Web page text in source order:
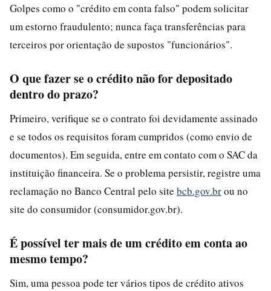
Golpes como o "crédito em conta falso" podem solicitar
um estorno fraudulento; nunca faça transferências para
terceiros por orientação de supostos "funcionários".
O que fazer se o crédito não for depositado
dentro do prazo?
Primeiro, verifique se o contrato foi devidamente assinado
e se todos os requisitos foram cumpridos (como envio de
documentos). Em seguida, entre em contato com o SAC da
instituição financeira. Se o problema persistir, registre uma
reclamação no Banco Central pelo site bcb.gov.brou no
site do consumidor (consumidor.gov.br).
É possível ter mais de um crédito em conta ao
mesmo tempo?
Sim, uma pessoa pode ter vários tipos de crédito ativos